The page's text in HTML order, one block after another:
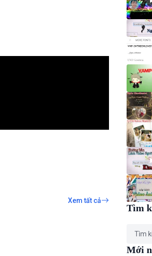
Xem tất cả
Tìm
Mới